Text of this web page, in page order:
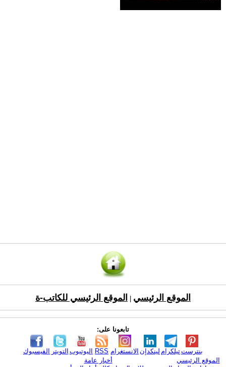
الموقع الرئيسي الموقع الرئيسي للكاتب-ة
تابعونا على:
الفيسبوك التويتر اليوتيوب RSS الانستغرام لينكدإن تيلكرامبنترست
الموقع الرئيسي
أخبار عامة